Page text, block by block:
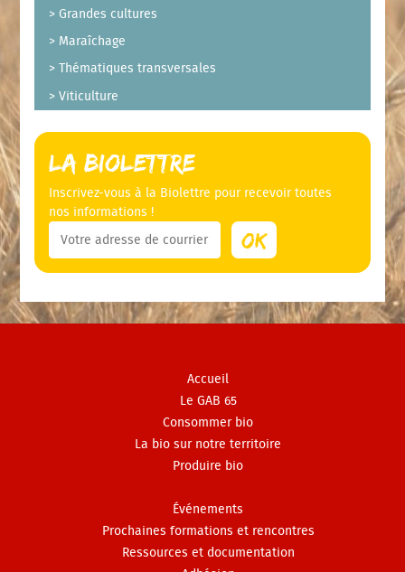
Grandes cultures
Maraîchage
Thématiques transversales
Viticulture
La Biolettre
Inscrivez-vous à la Biolettre pour recevoir toutes
nos informations !
Accueil
Le GAB 65
Consommer bio
La bio sur notre territoire
Produire bio
Événements
Prochaines formations et rencontres
Ressources et documentation